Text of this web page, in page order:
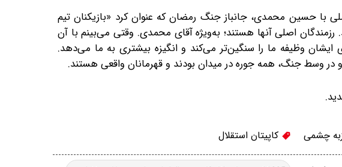
ملی با حسین محمدی، جانباز جنگ رمضان که عنوان کرد «بازیکنان تیم
اصلی آنها هستند؛ به‌ویژه آقای محمدی. وقتی می‌بینم با آن
ایشان وظیفه ما را سنگین‌تر می‌کند و انگیزه بیشتری به ما می‌دهد.
چشمی کاپیتان استقلال